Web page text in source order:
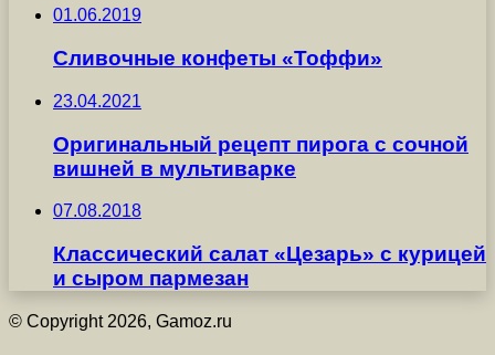
01.06.2019
Сливочные конфеты «Тоффи»
23.04.2021
Оригинальный рецепт пирога с сочной
вишней в мультиварке
07.08.2018
Классический салат «Цезарь» с курицей
и сыром пармезан
© Copyright 2026, Gamoz.ru